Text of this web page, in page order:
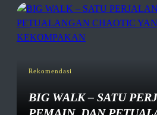
Rekomendasi
BIG WALK – SATU
PEMAIN, DAN